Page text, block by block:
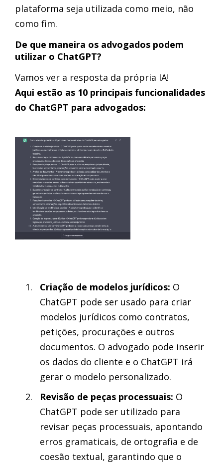
plataforma seja utilizada como meio, não
como fim.
De que maneira os advogados podem
utilizar o ChatGPT?
Vamos ver a resposta da própria IA!
Aqui estão as 10 principais funcionalidades
do ChatGPT para advogados:
Criação de modelos jurídicos: O
ChatGPT pode ser usado para criar
modelos jurídicos como contratos,
petições, procurações e outros
documentos. O advogado pode inserir
os dados do cliente e o ChatGPT irá
gerar o modelo personalizado.
Revisão de peças processuais: O
ChatGPT pode ser utilizado para
revisar peças processuais, apontando
erros gramaticais, de ortografia e de
coesão textual, garantindo que o